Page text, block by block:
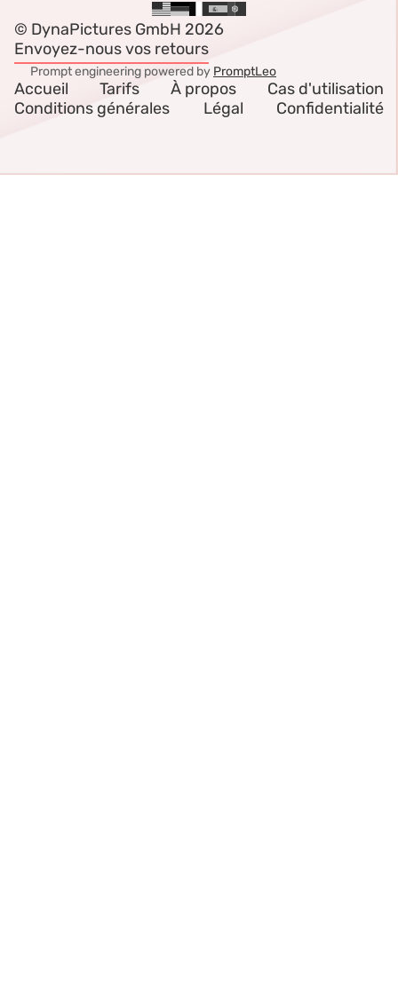
© DynaPictures GmbH 2026
Envoyez-nous vos retours
Prompt engineering powered by PromptLeo
Accueil Tarifs À propos
Cas d'utilisation
Conditions générales
Légal Confidentialité